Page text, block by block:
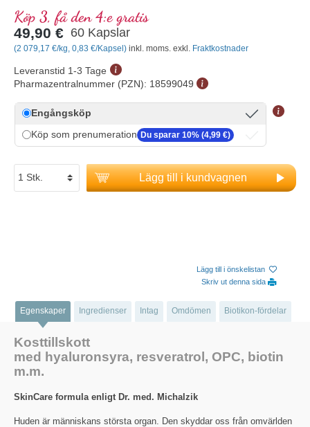
Köp 3, få den 4:e gratis
49,90 € 60 Kapslar
(2 079,17 €/kg, 0,83 €/Kapsel) inkl. moms. exkl. Fraktkostnader
Leveranstid 1-3 Tage
Pharmazentralnummer (PZN): 18599049
Engångsköp
Köp som prenumeration Du sparar 10% (4,99 €)
Lägg till i kundvagnen
Lägg till i önskelistan
Skriv ut denna sida
Egenskaper Ingredienser Intag Omdömen Biotikon-fördelar
Kosttillskott
med hyaluronsyra, resveratrol, OPC, biotin
m.m.
SkinCare formula enligt Dr. med. Michalzik
Huden är människans största organ. Den skyddar oss från omvärlden